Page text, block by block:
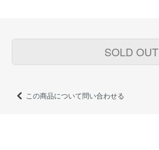
SOLD OUT
この商品について問い合わせる